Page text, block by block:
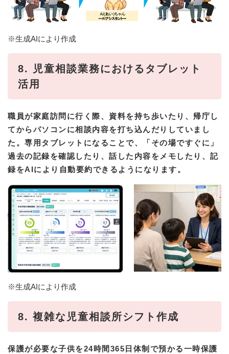
※生成AIにより作成​
8. 児童相談業務におけるタブレット
活用
職員が家庭訪問に行く際、資料を持ち歩いたり、帰庁し
てからパソコンに相談内容を打ち込んだりしていまし
た。専用タブレットになることで、「その場ですぐに」
過去の記録を確認したり、話した内容をメモしたり、記
録をAIにより自動要約できるようになります。
※生成AIにより作成​
8. 複雑な児童相談所シフト作成
保護が必要な子供を24時間365日体制で預かる一時保護